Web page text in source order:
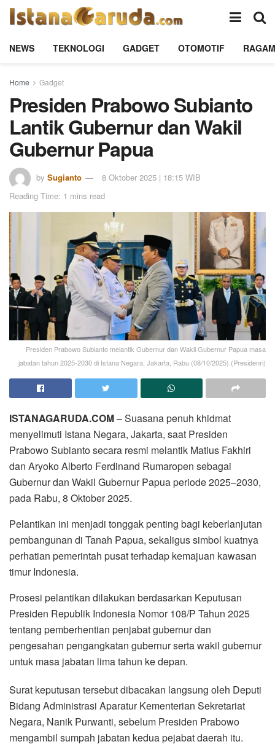
NEWS TEKNOLOGI GADGET OTOMOTIF RAGAM
Home Gadget
Presiden Prabowo Subianto
Lantik Gubernur dan Wakil
Gubernur Papua
by Sugianto
8 Oktober 2025 | 18:15 WIB
Reading Time: 1 mins read
Presiden Prabowo Subianto melantik Gubernur dan Wakil Gubernur Papua masa
jabatan tahun 2025-2030 di Istana Negara, Jakarta, Rabu (08/10/2025).(Presidenri)
ISTANAGARUDA.COM– Suasana penuh khidmat
menyelimuti Istana Negara, Jakarta, saat Presiden
Prabowo Subianto secara resmi melantik Matius Fakhiri
dan Aryoko Alberto Ferdinand Rumaropen sebagai
Gubernur dan Wakil Gubernur Papua periode 2025–2030,
pada Rabu, 8 Oktober 2025.
Pelantikan ini menjadi tonggak penting bagi keberlanjutan
pembangunan di Tanah Papua, sekaligus simbol kuatnya
perhatian pemerintah pusat terhadap kemajuan kawasan
timur Indonesia.
Prosesi pelantikan dilakukan berdasarkan Keputusan
Presiden Republik Indonesia Nomor 108/P Tahun 2025
tentang pemberhentian penjabat gubernur dan
pengesahan pengangkatan gubernur serta wakil gubernur
untuk masa jabatan lima tahun ke depan.
Surat keputusan tersebut dibacakan langsung oleh Deputi
Bidang Administrasi Aparatur Kementerian Sekretariat
Negara, Nanik Purwanti, sebelum Presiden Prabowo
mengambil sumpah jabatan kedua pejabat daerah itu.